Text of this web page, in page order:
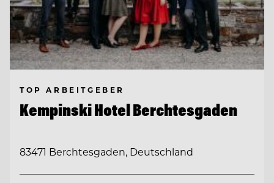
TOP ARBEITGEBER
Kempinski Hotel Berchtesgaden
83471 Berchtesgaden, Deutschland